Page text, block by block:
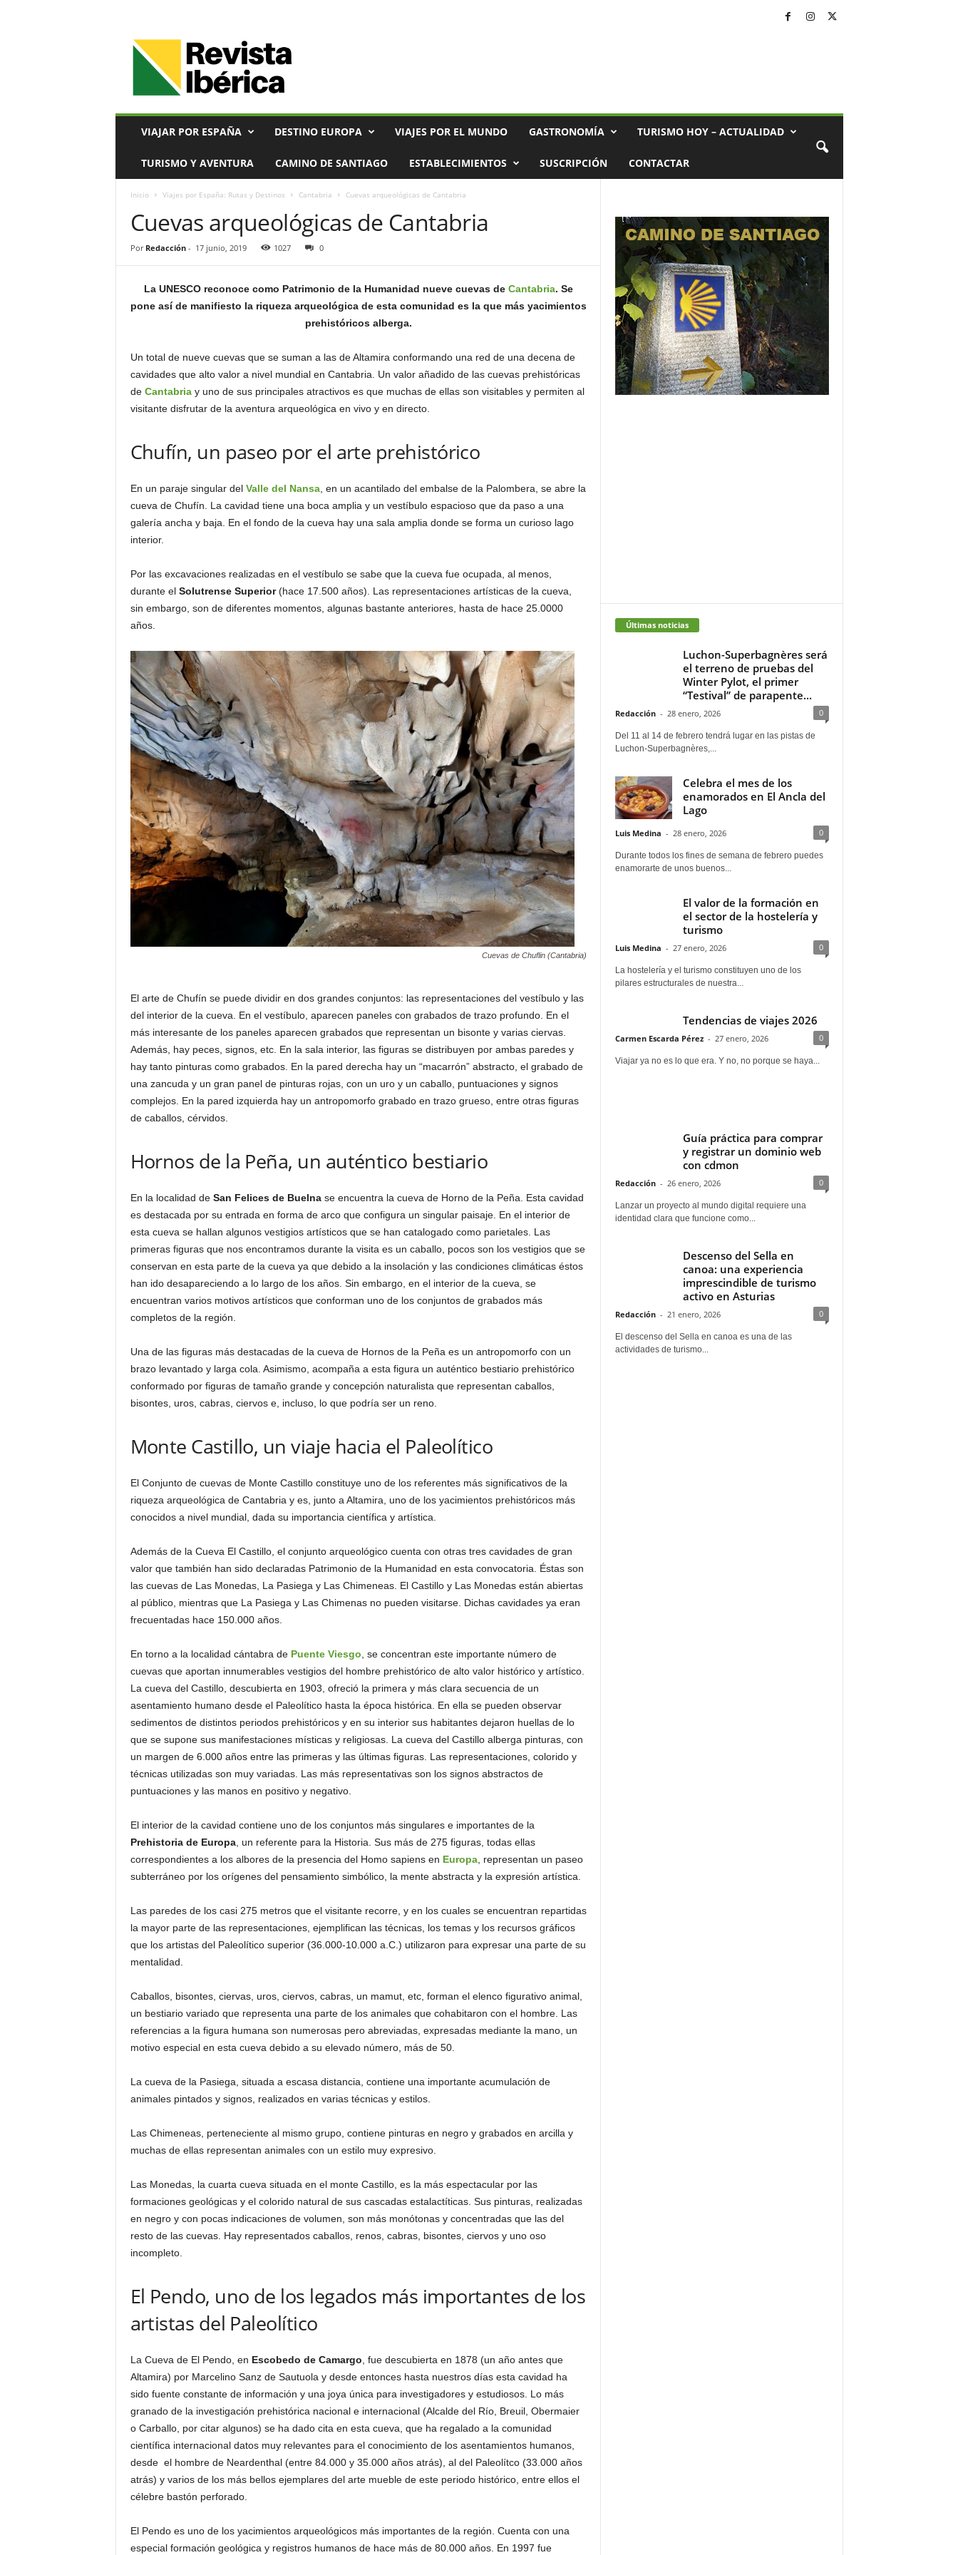
VIAJAR POR ESPAÑA DESTINO EUROPA VIAJES POR EL MUNDO GASTRONOMÍA TURISMO HOY – ACTUALIDAD
TURISMO Y AVENTURA CAMINO DE SANTIAGO ESTABLECIMIENTOS SUSCRIPCIÓN CONTACTAR
Inicio Viajes por España: Rutas y Destinos Cantabria Cuevas arqueológicas de Cantabria
Cuevas arqueológicas de Cantabria
Por Redacción- 17 junio, 2019 1027 0
La UNESCO reconoce como Patrimonio de la Humanidad nueve cuevas de Cantabria. Se
pone así de manifiesto la riqueza arqueológica de esta comunidad es la que más yacimientos
prehistóricos alberga.
Un total de nueve cuevas que se suman a las de Altamira conformando una red de una decena de
cavidades que alto valor a nivel mundial en Cantabria. Un valor añadido de las cuevas prehistóricas
de Cantabriay uno de sus principales atractivos es que muchas de ellas son visitables y permiten al
visitante disfrutar de la aventura arqueológica en vivo y en directo.
Chufín, un paseo por el arte prehistórico
En un paraje singular del Valle del Nansa, en un acantilado del embalse de la Palombera, se abre la
cueva de Chufín. La cavidad tiene una boca amplia y un vestíbulo espacioso que da paso a una
galería ancha y baja. En el fondo de la cueva hay una sala amplia donde se forma un curioso lago
interior.
Por las excavaciones realizadas en el vestíbulo se sabe que la cueva fue ocupada, al menos,
durante el Solutrense Superior(hace 17.500 años). Las representaciones artísticas de la cueva,
sin embargo, son de diferentes momentos, algunas bastante anteriores, hasta de hace 25.0000
años.
Cuevas de Chuflin (Cantabria)
El arte de Chufín se puede dividir en dos grandes conjuntos: las representaciones del vestíbulo y las
del interior de la cueva. En el vestíbulo, aparecen paneles con grabados de trazo profundo. En el
más interesante de los paneles aparecen grabados que representan un bisonte y varias ciervas.
Además, hay peces, signos, etc. En la sala interior, las figuras se distribuyen por ambas paredes y
hay tanto pinturas como grabados. En la pared derecha hay un “macarrón” abstracto, el grabado de
una zancuda y un gran panel de pinturas rojas, con un uro y un caballo, puntuaciones y signos
complejos. En la pared izquierda hay un antropomorfo grabado en trazo grueso, entre otras figuras
de caballos, cérvidos.
Hornos de la Peña, un auténtico bestiario
En la localidad deSan Felices de Buelna se encuentra la cueva de Horno de la Peña. Esta cavidad
es destacada por su entrada en forma de arco que configura un singular paisaje. En el interior de
esta cueva se hallan algunos vestigios artísticos que se han catalogado como parietales. Las
primeras figuras que nos encontramos durante la visita es un caballo, pocos son los vestigios que se
conservan en esta parte de la cueva ya que debido a la insolación y las condiciones climáticas éstos
han ido desapareciendo a lo largo de los años. Sin embargo, en el interior de la cueva, se
encuentran varios motivos artísticos que conforman uno de los conjuntos de grabados más
completos de la región.
Una de las figuras más destacadas de la cueva de Hornos de la Peña es un antropomorfo con un
brazo levantado y larga cola. Asimismo, acompaña a esta figura un auténtico bestiario prehistórico
conformado por figuras de tamaño grande y concepción naturalista que representan caballos,
bisontes, uros, cabras, ciervos e, incluso, lo que podría ser un reno.
Monte Castillo, un viaje hacia el Paleolítico
El Conjunto de cuevas de Monte Castillo constituye uno de los referentes más significativos de la
riqueza arqueológica de Cantabria y es, junto a Altamira, uno de los yacimientos prehistóricos más
conocidos a nivel mundial, dada su importancia científica y artística.
Además de la Cueva El Castillo, el conjunto arqueológico cuenta con otras tres cavidades de gran
valor que también han sido declaradas Patrimonio de la Humanidad en esta convocatoria. Éstas son
las cuevas de Las Monedas, La Pasiega y Las Chimeneas. El Castillo y Las Monedas están abiertas
al público, mientras que La Pasiega y Las Chimenas no pueden visitarse. Dichas cavidades ya eran
frecuentadas hace 150.000 años.
En torno a la localidad cántabra de Puente Viesgo , se concentran este importante número de
cuevas que aportan innumerables vestigios del hombre prehistórico de alto valor histórico y artístico.
La cueva del Castillo, descubierta en 1903, ofreció la primera y más clara secuencia de un
asentamiento humano desde el Paleolítico hasta la época histórica. En ella se pueden observar
sedimentos de distintos periodos prehistóricos y en su interior sus habitantes dejaron huellas de lo
que se supone sus manifestaciones místicas y religiosas. La cueva del Castillo alberga pinturas, con
un margen de 6.000 años entre las primeras y las últimas figuras. Las representaciones, colorido y
técnicas utilizadas son muy variadas. Las más representativas son los signos abstractos de
puntuaciones y las manos en positivo y negativo.
El interior de la cavidad contiene uno de los conjuntos más singulares e importantes de la
Prehistoria de Europa, un referente para la Historia. Sus más de 275 figuras, todas ellas
correspondientes a los albores de la presencia del Homo sapiens en Europa, representan un paseo
subterráneo por los orígenes del pensamiento simbólico, la mente abstracta y la expresión artística.
Las paredes de los casi 275 metros que el visitante recorre, y en los cuales se encuentran repartidas
la mayor parte de las representaciones, ejemplifican las técnicas, los temas y los recursos gráficos
que los artistas del Paleolítico superior (36.000-10.000 a.C.) utilizaron para expresar una parte de su
mentalidad.
Caballos, bisontes, ciervas, uros, ciervos, cabras, un mamut, etc, forman el elenco figurativo animal,
un bestiario variado que representa una parte de los animales que cohabitaron con el hombre. Las
referencias a la figura humana son numerosas pero abreviadas, expresadas mediante la mano, un
motivo especial en esta cueva debido a su elevado número, más de 50.
La cueva de la Pasiega, situada a escasa distancia, contiene una importante acumulación de
animales pintados y signos, realizados en varias técnicas y estilos.
Las Chimeneas, perteneciente al mismo grupo, contiene pinturas en negro y grabados en arcilla y
muchas de ellas representan animales con un estilo muy expresivo.
Las Monedas, la cuarta cueva situada en el monte Castillo, es la más espectacular por las
formaciones geológicas y el colorido natural de sus cascadas estalactíticas. Sus pinturas, realizadas
en negro y con pocas indicaciones de volumen, son más monótonas y concentradas que las del
resto de las cuevas. Hay representados caballos, renos, cabras, bisontes, ciervos y uno oso
incompleto.
El Pendo, uno de los legados más importantes de los
artistas del Paleolítico
La Cueva de El Pendo, en Escobedo de Camargo , fue descubierta en 1878 (un año antes que
Altamira) por Marcelino Sanz de Sautuola y desde entonces hasta nuestros días esta cavidad ha
sido fuente constante de información y una joya única para investigadores y estudiosos. Lo más
granado de la investigación prehistórica nacional e internacional (Alcalde del Río, Breuil, Obermaier
o Carballo, por citar algunos) se ha dado cita en esta cueva, que ha regalado a la comunidad
científica internacional datos muy relevantes para el conocimiento de los asentamientos humanos,
desde el hombre de Neardenthal (entre 84.000 y 35.000 años atrás), al del Paleolítco (33.000 años
atrás) y varios de los más bellos ejemplares del arte mueble de este periodo histórico, entre ellos el
célebre bastón perforado.
El Pendo es uno de los yacimientos arqueológicos más importantes de la región. Cuenta con una
especial formación geológica y registros humanos de hace más de 80.000 años. En 1997 fue
Últimas noticias
Luchon-Superbagnères será
el terreno de pruebas del
Winter Pylot, el primer
“Testival” de parapente...
Redacción - 28 enero, 2026 0
Del 11 al 14 de febrero tendrá lugar en las pistas de
Luchon-Superbagnères,...
Celebra el mes de los
enamorados en El Ancla del
Lago
Luis Medina - 28 enero, 2026 0
Durante todos los fines de semana de febrero puedes
enamorarte de unos buenos...
El valor de la formación en
el sector de la hostelería y
turismo
Luis Medina - 27 enero, 2026 0
La hostelería y el turismo constituyen uno de los
pilares estructurales de nuestra...
Tendencias de viajes 2026
Carmen Escarda Pérez - 27 enero, 2026 0
Viajar ya no es lo que era. Y no, no porque se haya...
Guía práctica para comprar
y registrar un dominio web
con cdmon
Redacción - 26 enero, 2026 0
Lanzar un proyecto al mundo digital requiere una
identidad clara que funcione como...
Descenso del Sella en
canoa: una experiencia
imprescindible de turismo
activo en Asturias
Redacción - 21 enero, 2026 0
El descenso del Sella en canoa es una de las
actividades de turismo...